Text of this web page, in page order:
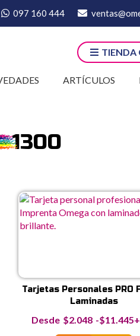
097 160 444
TIENDA
ARTÍCULOS
1300
Tarjetas Personales PRO
Laminadas
$2.048 -$11.445